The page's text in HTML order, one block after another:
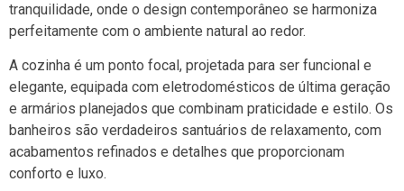
tranquilidade, onde o design contemporâneo se harmoniza
perfeitamente com o ambiente natural ao redor.
A cozinha é um ponto focal, projetada para ser funcional e
elegante, equipada com eletrodomésticos de última geração
e armários planejados que combinam praticidade e estilo. Os
banheiros são verdadeiros santuários de relaxamento, com
acabamentos refinados e detalhes que proporcionam
conforto e luxo.